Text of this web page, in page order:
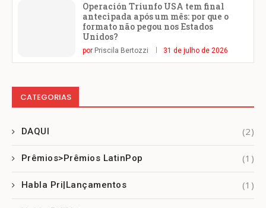
Operación Triunfo USA tem final
antecipada após um mês: por que o
formato não pegou nos Estados
Unidos?
por Priscila Bertozzi 31 de julho de 2026
CATEGORIAS
DAQUI (2)
Prêmios>Prêmios LatinPop (1)
Habla Pri|Lançamentos (1)